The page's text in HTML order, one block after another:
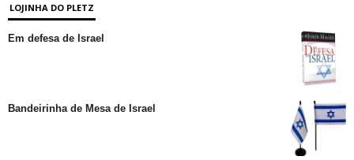
LOJINHA DO PLETZ
Em defesa de Israel
Bandeirinha de Mesa de Israel